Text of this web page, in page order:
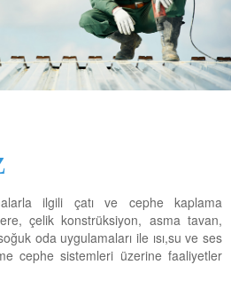
ilgili çatı ve cephe kaplama
çelik konstrüksiyon, asma tavan,
oda uygulamaları ile ısı,su ve ses
cephe sistemleri üzerine faaliyetler